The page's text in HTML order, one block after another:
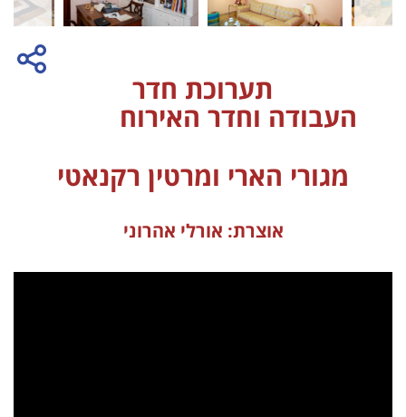
תערוכת חדר
העבודה וחדר האירוח
מגורי הארי ומרטין רקנאטי
אוצרת: אורלי אהרוני